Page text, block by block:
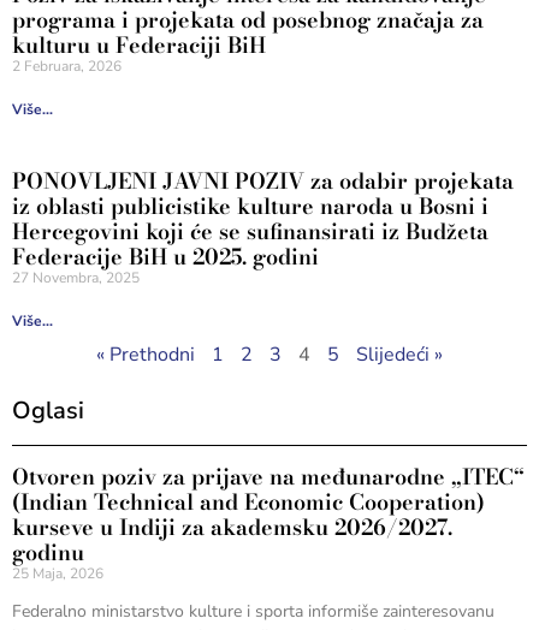
programa i projekata od posebnog značaja za
kulturu u Federaciji BiH
2 Februara, 2026
Više...
PONOVLJENI JAVNI POZIV za odabir projekata
iz oblasti publicistike kulture naroda u Bosni i
Hercegovini koji će se sufinansirati iz Budžeta
Federacije BiH u 2025. godini
27 Novembra, 2025
Više...
« Prethodni 1 2 3 4 5 Slijedeći »
Oglasi
Otvoren poziv za prijave na međunarodne „ITEC“
(Indian Technical and Economic Cooperation)
kurseve u Indiji za akademsku 2026/2027.
godinu
25 Maja, 2026
Federalno ministarstvo kulture i sporta informiše zainteresovanu